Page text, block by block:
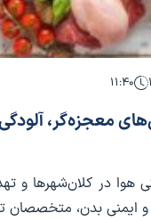
۱۱:۴۰
معجزه‌گر،
هوا در کلان‌شهرها و
ایمنی بدن، متخصصان